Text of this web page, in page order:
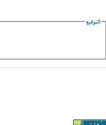
التوقيع